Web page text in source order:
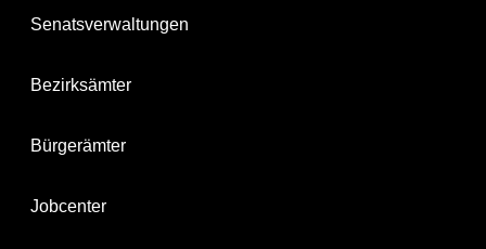
Senatsverwaltungen
Bezirksämter
Bürgerämter
Jobcenter